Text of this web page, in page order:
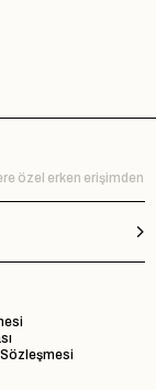
özel erken erişimden